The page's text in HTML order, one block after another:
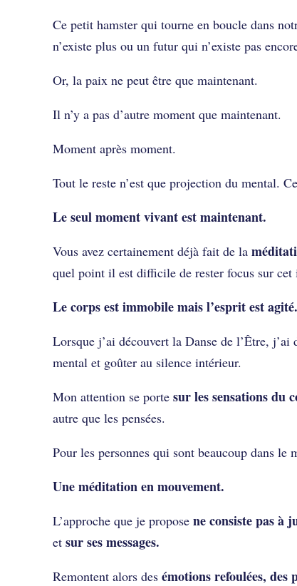
Ce petit hamster qui tourne en boucle dans
n’existe plus ou un futur qui n’existe pas
Or, la paix ne peut être que maintenant.
Il n’y a pas d’autre moment que maintenant.
Moment après moment.
Tout le reste n’est que projection du mental.
Le seul moment vivant est maintenant.
Vous avez certainement déjà fait de la
quel point il est difficile de rester focus sur cet
Le corps est immobile mais l’esprit est agité.
Lorsque j’ai découvert la Danse de l’Être,
mental et goûter au silence intérieur.
Mon attention se porte sur les sensations du
autre que les pensées.
Pour les personnes qui sont beaucoup dans
Une méditation en mouvement.
L’approche que je propose ne consiste pas à
et sur ses messages.
Remontent alors des émotions refoulées, des